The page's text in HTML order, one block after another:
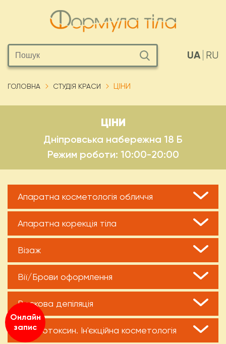
RU
UA
ГОЛОВНА СТУДІЯ КРАСИ ЦІНИ
ЦІНИ
Дніпровська набережна 18 Б
Режим роботи: 10:00-20:00
Апаратна косметологія обличчя
Апаратна корекція тіла
Візаж
Вії/Брови оформлення
Воскова депіляція
Ботулотоксин. Ін'єкційна косметологія
Онлайн
запис